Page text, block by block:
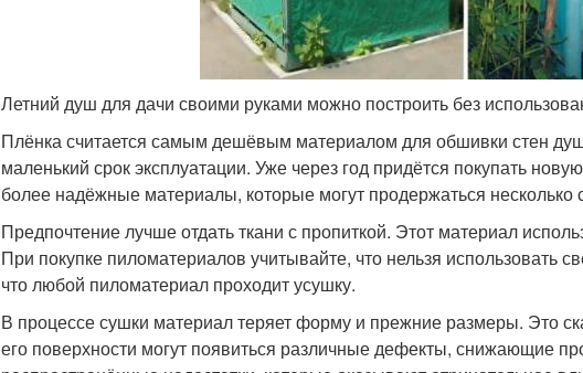
Летний душ для дачи своими руками можно построить без
Плёнка считается самым дешёвым материалом для обшивки стен
маленький срок эксплуатации. Уже через год придётся покупать
более надёжные материалы, которые могут продержаться несколько
Предпочтение лучше отдать ткани с пропиткой. Этот материал
При покупке пиломатериалов учитывайте, что нельзя использовать
что любой пиломатериал проходит усушку.
В процессе сушки материал теряет форму и прежние размеры. Это
его поверхности могут появиться различные дефекты, снижающие